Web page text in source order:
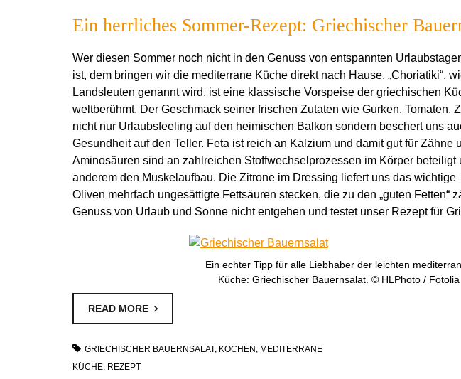
Ein herrliches Sommer-Rezept: Griechischer
Wer diesen Sommer noch nicht in den Genuss von entspannten
ist, dem bringen wir die mediterrane Küche direkt nach Hause. „Choriatiki“,
Landsleuten genannt wird, ist eine klassische Vorspeise der griechischen
weltberühmt. Der Geschmack seiner frischen Zutaten wie Gurken, Tomaten,
nicht nur Urlaubsfeeling auf den heimischen Balkon sondern beschert uns
Gesundheit auf den Teller. Feta ist reich an Kalzium und damit gut für Zähne
Aminosäuren sind an zahlreichen Stoffwechselprozessen im Körper beteiligt
anderem den Muskelaufbau. Die Zitrone im Dressing liefert uns das
Oliven mehrfach ungesättigte Fettsäuren stecken, die zu den „guten Fetten“
Genuss von Urlaub und Sonne nicht entgehen und testet unser Rezept für
Ein echter Tipp für alle Liebhaber der leichten
Küche: Griechischer Bauernsalat. © HLPhoto / Fotolia
READ MORE
GRIECHISCHER BAUERNSALAT, KOCHEN , MEDITERRANE
KÜCHE, REZEPT